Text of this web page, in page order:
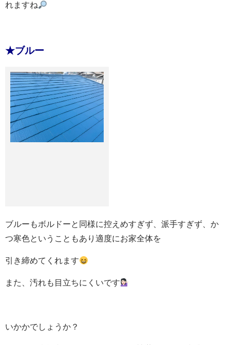
れますね
★ブルー
ブルーもボルドーと同様に控えめすぎず、派手すぎず、か
つ寒色ということもあり適度にお家全体を
引き締めてくれます
また、汚れも目立ちにくいです
いかかでしょうか？